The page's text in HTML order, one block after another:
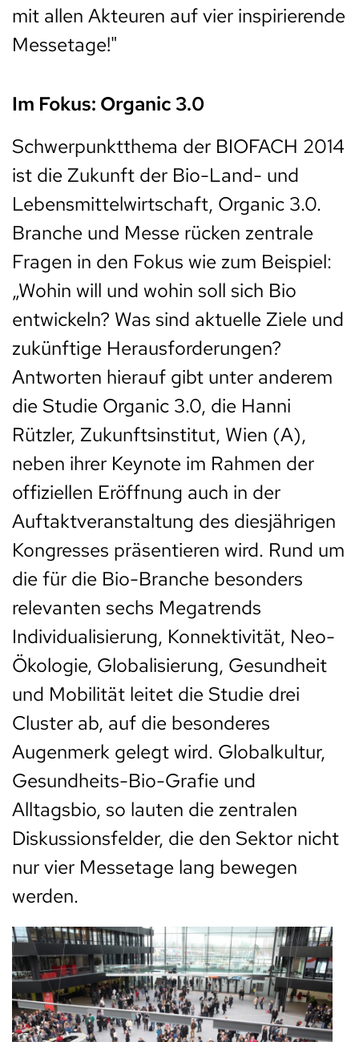
mit allen Akteuren auf vier inspirierende
Messetage!"
Im Fokus: Organic 3.0
Schwerpunktthema der BIOFACH 2014
ist die Zukunft der Bio-Land- und
Lebensmittelwirtschaft, Organic 3.0.
Branche und Messe rücken zentrale
Fragen in den Fokus wie zum Beispiel:
„Wohin will und wohin soll sich Bio
entwickeln? Was sind aktuelle Ziele und
zukünftige Herausforderungen?
Antworten hierauf gibt unter anderem
die Studie Organic 3.0, die Hanni
Rützler, Zukunftsinstitut, Wien (A),
neben ihrer Keynote im Rahmen der
offiziellen Eröffnung auch in der
Auftaktveranstaltung des diesjährigen
Kongresses präsentieren wird. Rund um
die für die Bio-Branche besonders
relevanten sechs Megatrends
Individualisierung, Konnektivität, Neo-
Ökologie, Globalisierung, Gesundheit
und Mobilität leitet die Studie drei
Cluster ab, auf die besonderes
Augenmerk gelegt wird. Globalkultur,
Gesundheits-Bio-Grafie und
Alltagsbio, so lauten die zentralen
Diskussionsfelder, die den Sektor nicht
nur vier Messetage lang bewegen
werden.